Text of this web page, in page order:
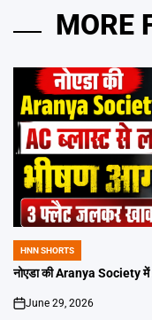
MORE
POSTED
IN
HNN SHORTS
नोएडा की Aranya Society
on
June 29, 2026